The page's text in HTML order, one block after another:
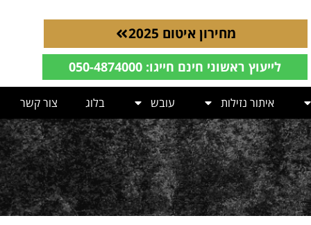
מחירון איטום 2025
לייעוץ ראשוני חינם חייגו: 050-4874000
איתור נזילות עובש בלוג צור קשר